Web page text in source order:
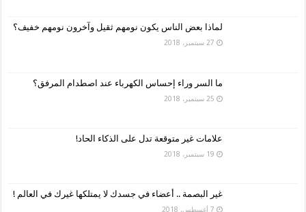
لماذا بعض الناس يكون نومهم ثقيل وآخرون نومهم خفيف؟
27 سبتمبر، 2018
ما السر وراء إحساس الكهرباء عند اصطدام المرفق؟
25 سبتمبر، 2018
علامات غير متوقعة تدل على الذكاء الحاد!
19 سبتمبر، 2018
غير البصمة .. أعضاء في جسدك لا يمتلكها غيرك في العالم !
7 أغسطس، 2018